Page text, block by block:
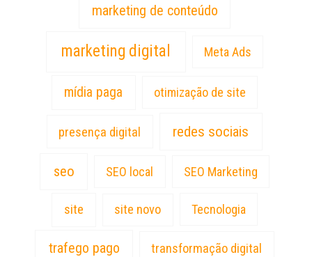
marketing de conteúdo
marketing digital Meta Ads
mídia paga otimização de site
presença digital redes sociais
seo SEO local SEO Marketing
site site novo Tecnologia
trafego pago transformação digital